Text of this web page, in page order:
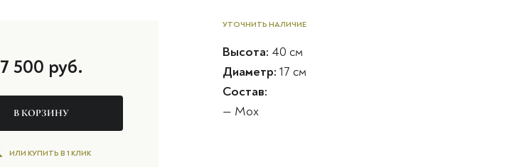
7 500 руб.
В КОРЗИНУ
ИЛИ КУПИТЬ В 1 КЛИК
УТОЧНИТЬ НАЛИЧИЕ
Высота: 40 см
Диаметр: 17 см
Состав:
— Мох